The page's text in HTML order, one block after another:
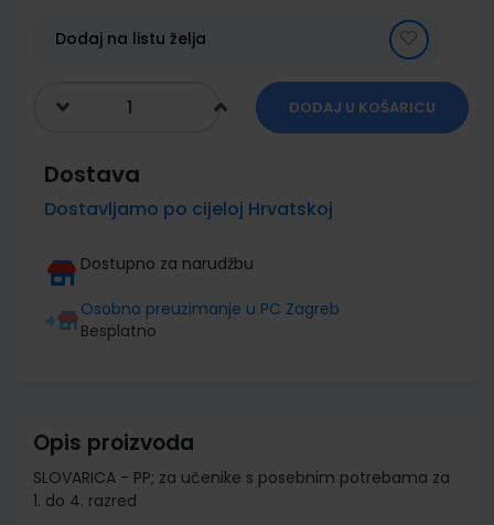
galleryDodaj na listu želja
DODAJ U KOŠARICU
Dostava
Dostavljamo po cijeloj Hrvatskoj
Dostupno za narudžbu
Osobno preuzimanje u PC Zagreb
Besplatno
Opis proizvoda
SLOVARICA - PP; za učenike s posebnim potrebama za
1. do 4. razred